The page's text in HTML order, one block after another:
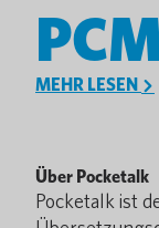
MEHR LESEN
Über Pocketalk
Pocketalk ist